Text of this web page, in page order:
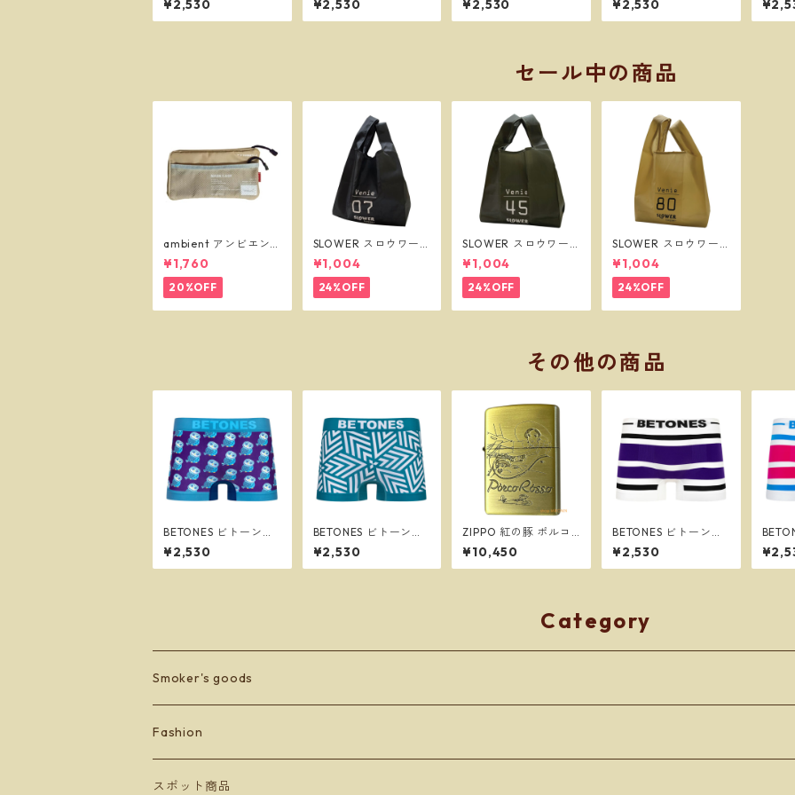
フリーサイズ ボクサー
パンツ ※ネコポスで送
¥2,530
ズ フリーサイズ ボク
サーパンツ ※ネコポス
¥2,530
フリーサイズ ボクサー
パンツ ※ネコポスで送
¥2,530
ズ フリーサイズ ボク
サーパンツ ※ネコポス
¥2,530
ズ フ
サー
セール中の商品
ambient アンビエン
ト マスクケース ベー
ジュ
¥1,760
20%OFF
SLOWER スロウワー
ショッパーバッグ ビー
ニー L ブラック SLW2
55
¥1,004
24%OFF
SLOWER スロウワー
ショッパーバッグ ビー
ニー L オリーブ SLW2
57
¥1,004
24%OFF
SLOWER スロウワー
ショッパーバッグ ビー
ニー L サンド SLW256
¥1,004
24%OFF
その他の商品
BETONES ビトーンズ
FUKUFUKU GREEN メ
ンズ フリーサイズ ボ
クサーパンツ ※ネコポ
¥2,530
BETONES ビトーンズ
ROCK＆POLL２ GRE
EN メンズ フリーサイ
ズ ボクサーパンツ ※
¥2,530
ZIPPO 紅の豚 ポルコ
とジーナ スタジオジブ
リ ジッポー オイルラ
イター NZ-41
¥10,450
BETONES ビトーンズ
AKER BLACK/PURPLE
メンズ フリーサイズ
ボクサーパンツ ※ネコ
¥2,530
AKER
ンズ
クサ
Category
Smoker's goods
zippo
lighter
Fashion
BETONES
スポット商品